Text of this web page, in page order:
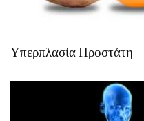
Υπερπλασία Προστάτη